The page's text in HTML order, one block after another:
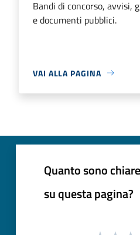
Bandi di concorso, avvisi,
e documenti pubblici.
VAI ALLA PAGINA
Quanto sono
su questa pagina?